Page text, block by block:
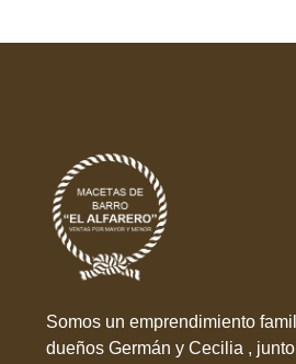
Somos un emprendimiento
dueños Germán y Cecilia ,